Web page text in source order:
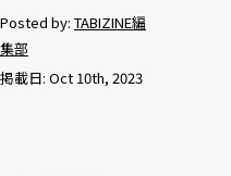
Posted by: TABIZINE編
集部
掲載日: Oct 10th, 2023